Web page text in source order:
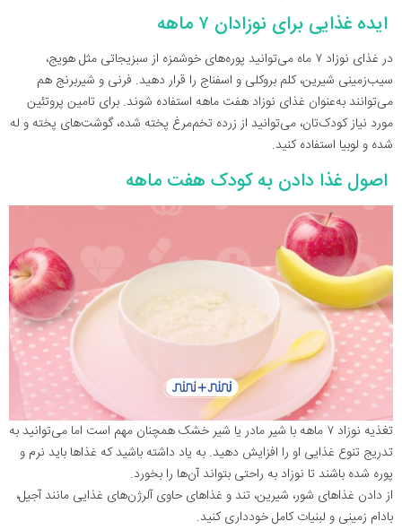
ایده غذایی برای نوزادان ۷ ماهه
در غذای نوزاد ۷ ماه می‌توانید پوره‌های خوشمزه از سبزیجاتی مثل هویج،
سیب‌زمینی شیرین، کلم بروکلی و اسفناج را قرار دهید. فرنی و شیربرنج هم
می‌توانند به‌عنوان غذای نوزاد هفت ماهه استفاده شوند. برای تامین پروتئین
مورد نیاز کودک‌تان، می‌توانید از زرده تخم‌مرغ پخته شده، گوشت‌های پخته و له
شده و لوبیا استفاده کنید.
اصول غذا دادن به کودک هفت ماهه
تغذیه نوزاد ۷ ماهه با شیر مادر یا شیر خشک همچنان مهم است اما می‌توانید به
تدریج تنوع غذایی او را افزایش دهید. به یاد داشته باشید که غذاها باید نرم و
پوره شده باشند تا نوزاد به راحتی بتواند آن‌ها را بخورد.
از دادن غذاهای شور، شیرین، تند و غذاهای حاوی آلرژن‌های غذایی مانند آجیل،
بادام زمینی و لبنیات کامل خودداری کنید.